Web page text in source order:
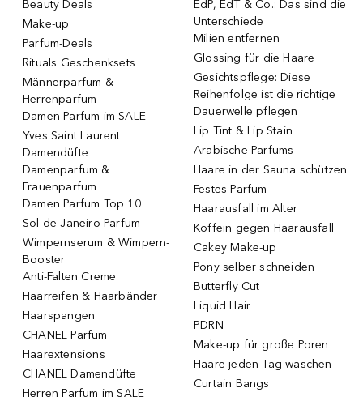
Beauty Deals
Make-up
Parfum-Deals
Rituals Geschenksets
Männerparfum &
Herrenparfum
Damen Parfum im SALE
Yves Saint Laurent
Damendüfte
Damenparfum &
Frauenparfum
Damen Parfum Top 10
Sol de Janeiro Parfum
Wimpernserum & Wimpern-
Booster
Anti-Falten Creme
Haarreifen & Haarbänder
Haarspangen
CHANEL Parfum
Haarextensions
CHANEL Damendüfte
Herren Parfum im SALE
EdP, EdT & Co.: Das sind die
Unterschiede
Milien entfernen
Glossing für die Haare
Gesichtspflege: Diese
Reihenfolge ist die richtige
Dauerwelle pflegen
Lip Tint & Lip Stain
Arabische Parfums
Haare in der Sauna schützen
Festes Parfum
Haarausfall im Alter
Koffein gegen Haarausfall
Cakey Make-up
Pony selber schneiden
Butterfly Cut
Liquid Hair
PDRN
Make-up für große Poren
Haare jeden Tag waschen
Curtain Bangs